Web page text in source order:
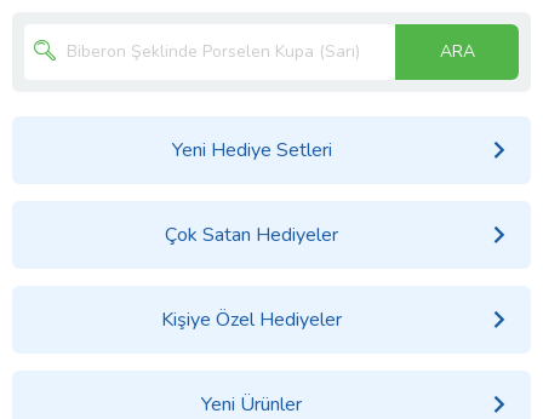
ARA
Yeni Hediye Setleri
Çok Satan Hediyeler
Kişiye Özel Hediyeler
Yeni Ürünler